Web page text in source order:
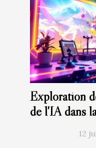
Exploration
de l'IA dans
12